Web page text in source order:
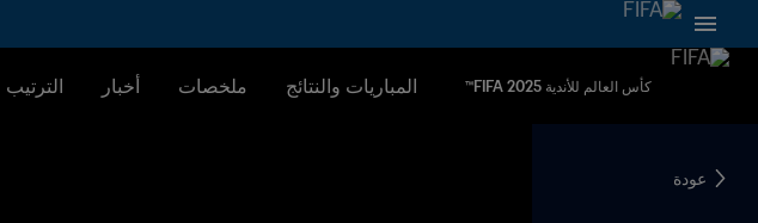
كأس العالم للأندية FIFA 2025™ المباريات والنتائج ملخصات أخبار الترتيب
عودة